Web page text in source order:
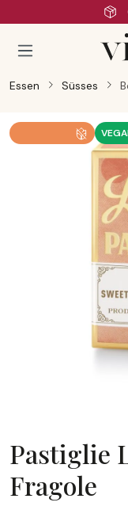
Zum Hauptinhalt
Essen Süsses
Bildergalerie
Pastiglie
Fragole